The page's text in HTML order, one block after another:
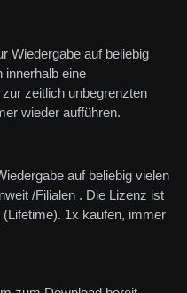
Wiedergabe auf beliebig
innerhalb eine
zeitlich unbegrenzten
wieder aufführen.
auf beliebig vielen
/Filialen . Die Lizenz ist
1x kaufen, immer